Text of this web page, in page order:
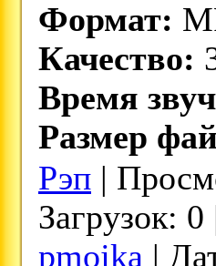
Формат:
Качество:
Время
Размер
Рэп |
Загрузок:
pmojka |